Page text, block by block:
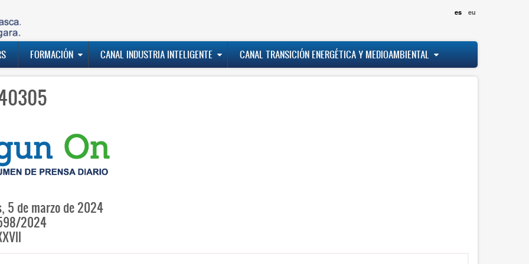
es eu
FORMACIÓN CANAL INDUSTRIA INTELIGENTE CANAL TRANSICIÓN ENERGÉTICA Y MEDIOAMBIENTAL
5 de marzo de 2024
2024